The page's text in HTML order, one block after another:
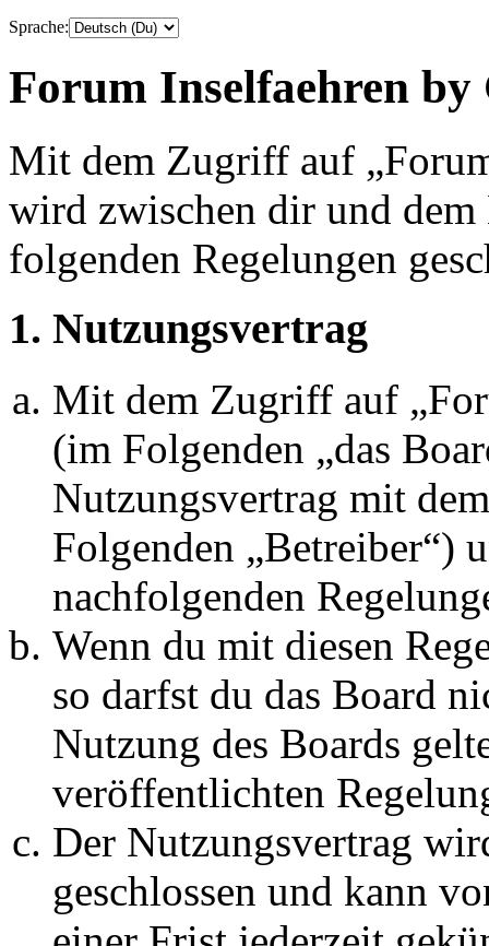
Sprache:
Forum Inselfaehren
Mit dem Zugriff auf
wird zwischen dir und
folgenden Regelungen
1. Nutzungsvertrag
Mit dem Zugriff auf
(im Folgenden „das
Nutzungsvertrag mit
Folgenden „Betreiber“)
nachfolgenden
Wenn du mit diesen
so darfst du das Board
Nutzung des Boards
veröffentlichten
Der Nutzungsvertrag
geschlossen und kann